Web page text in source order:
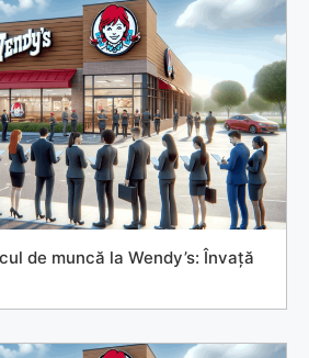
de muncă la Wendy’s: Învață